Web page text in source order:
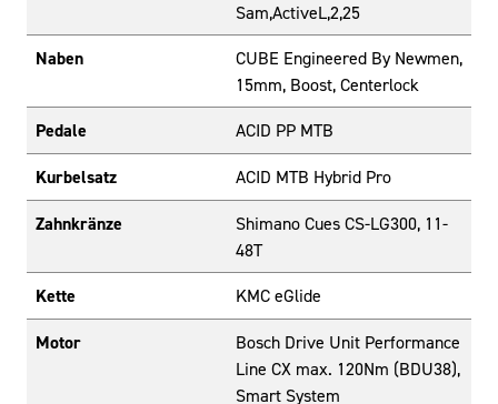
Sam,ActiveL,2,25
Naben
CUBE Engineered By Newmen,
15mm, Boost, Centerlock
Pedale ACID PP MTB
Kurbelsatz ACID MTB Hybrid Pro
Zahnkränze
Shimano Cues CS-LG300, 11-
48T
Kette KMC eGlide
Motor
Bosch Drive Unit Performance
Line CX max. 120Nm (BDU38),
Smart System